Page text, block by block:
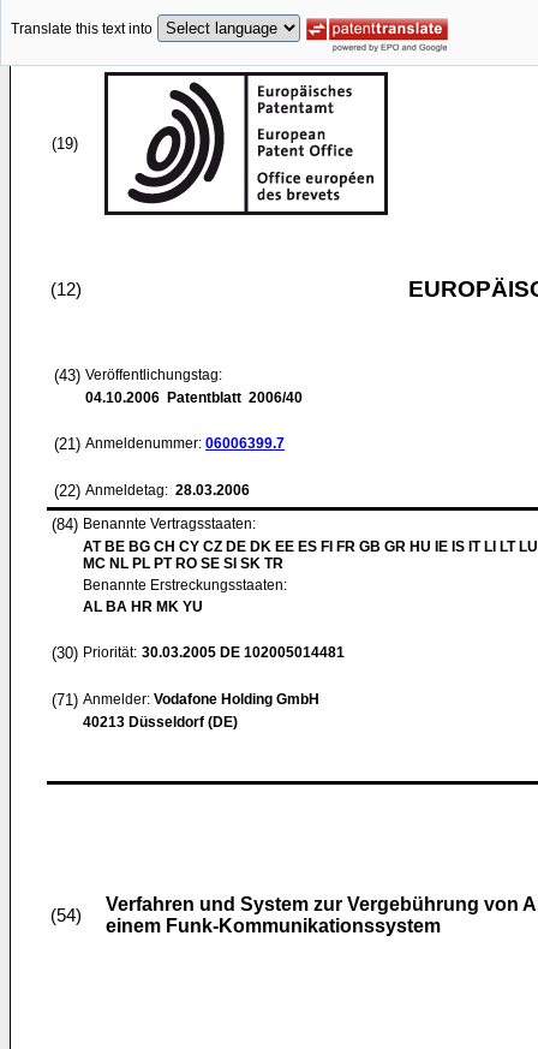
Translate this text into
(19)
(12)
(43) Veröffentlichungstag:
04.10.2006 Patentblatt 2006/40
(21) Anmeldenummer: 06006399.7
(22) Anmeldetag: 28.03.2006
(84) Benannte Vertragsstaaten:
AT BE BG CH CY CZ DE DK EE ES FI FR GB GR HU IE IS IT LI LT
MC NL PL PT RO SE SI SK TR
Benannte Erstreckungsstaaten:
AL BA HR MK YU
(30) Priorität: 30.03.2005 DE 102005014481
(71) Anmelder: Vodafone Holding GmbH
40213 Düsseldorf (DE)
(54)
Verfahren und System zur Vergebührung von
einem Funk-Kommunikationssystem